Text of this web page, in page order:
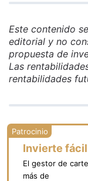
Este contenido
editorial y no
propuesta de
Las
rentabilidades
Invierte
El gestor de
más de